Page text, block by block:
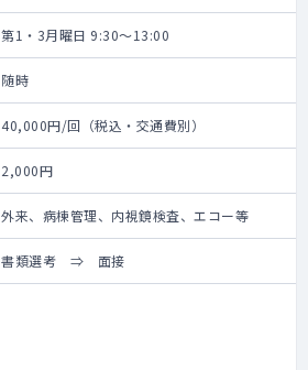
第1・3月曜日 9:30～13:00
随時
40,000円/回（税込・交通費別）
2,000円
外来、病棟管理、内視鏡検査、エコー等
書類選考 ⇒ 面接